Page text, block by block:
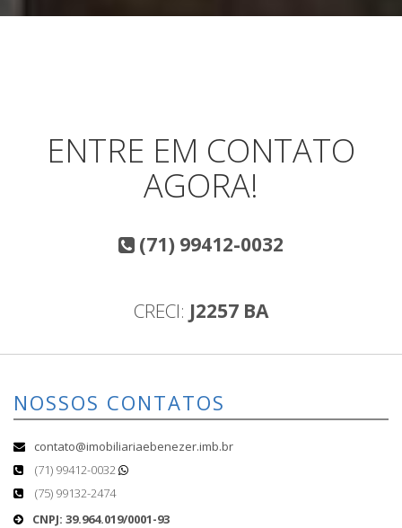
ENTRE EM CONTATO
AGORA!
(71) 99412-0032
CRECI: J2257 BA
NOSSOS CONTATOS
contato@imobiliariaebenezer.imb.br
(71) 99412-0032
(75) 99132-2474
CNPJ: 39.964.019/0001-93